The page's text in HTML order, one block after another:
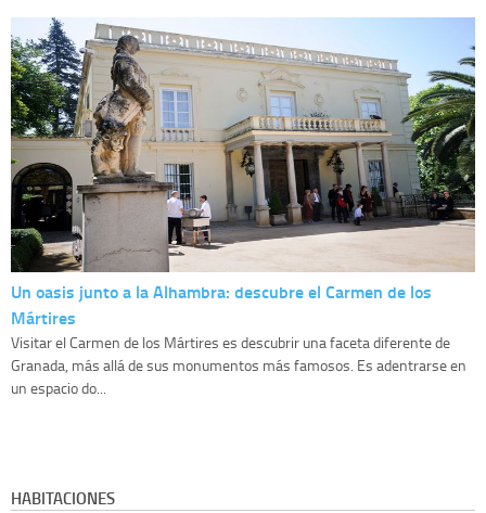
Un oasis junto a la Alhambra: descubre el Carmen de los
Mártires
Visitar el Carmen de los Mártires es descubrir una faceta diferente de
Granada, más allá de sus monumentos más famosos. Es adentrarse en
un espacio do...
HABITACIONES